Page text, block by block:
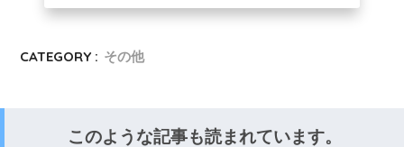
CATEGORY : その他
このような記事も読まれています。